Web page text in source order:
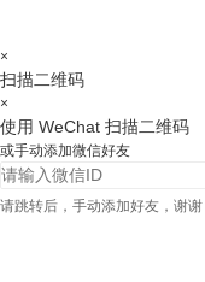
×
扫描二维码
×
使用 WeChat 扫描二维码
或手动添加微信好友
请跳转后，手动添加好友，谢谢